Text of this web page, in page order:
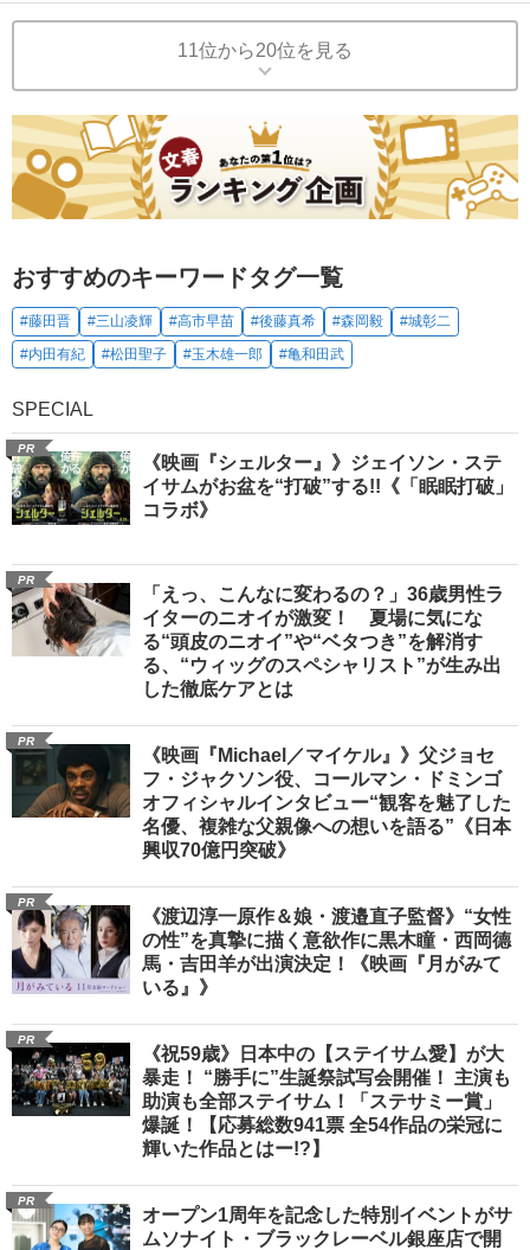
11位から20位を見る
おすすめのキーワードタグ一覧
#藤田晋 #三山凌輝 #高市早苗 #後藤真希 #森岡毅
#城彰二
#内田有紀
#松田聖子 #玉木雄一郎 #亀和田武
SPECIAL
PR
《映画『シェルター』》ジェイソン・ステ
イサムがお盆を“打破”する!!《「眠眠打破」
コラボ》
PR
「えっ、こんなに変わるの？」36歳男性ラ
イターのニオイが激変！ 夏場に気にな
る“頭皮のニオイ”や“ベタつき”を解消す
る、“ウィッグのスペシャリスト”が生み出
した徹底ケアとは
PR
《映画『Michael／マイケル』》父ジョセ
フ・ジャクソン役、コールマン・ドミンゴ
オフィシャルインタビュー“観客を魅了した
名優、複雑な父親像への想いを語る”《日本
興収70億円突破》
PR
《渡辺淳一原作＆娘・渡邉直子監督》“女性
の性”を真摯に描く意欲作に黒木瞳・西岡德
馬・吉田羊が出演決定！《映画『月がみて
いる』》
PR
《祝59歳》日本中の【ステイサム愛】が大
暴走！ “勝手に”生誕祭試写会開催！ 主演も
助演も全部ステイサム！「ステサミー賞」
爆誕！【応募総数941票 全54作品の栄冠に
輝いた作品とはー!?】
PR
オープン1周年を記念した特別イベントがサ
ムソナイト・ブラックレーベル銀座店で開